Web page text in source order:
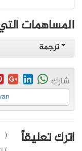
المساهمات
ترجمة
شارك
اترك تعليقاً
(